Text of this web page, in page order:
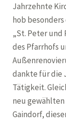
Jahrzehnte
hob
„St. Peter und
des Pfarrhofs
dankte für die
Tätigkeit.
neu
Gaindorf,